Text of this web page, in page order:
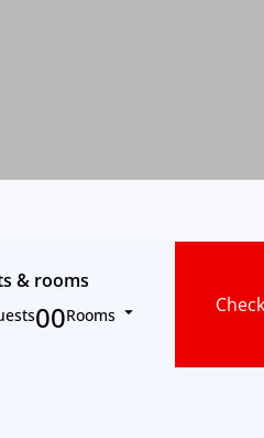
& rooms
00Rooms